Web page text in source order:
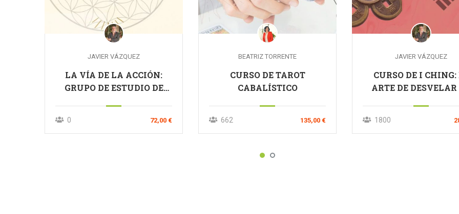
JAVIER VÁZQUEZ
LA VÍA DE LA ACCIÓN:
GRUPO DE ESTUDIO DE
0 72,00 €
BEATRIZ TORRENTE
CURSO DE TAROT
CABALÍSTICO
662 135,00 €
JAVIER VÁZQUEZ
CURSO DE I CHING:
ARTE DE
1800